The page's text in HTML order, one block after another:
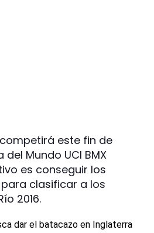
este fin de
Mundo UCI BMX
es conseguir los
clasificar a los
2016.